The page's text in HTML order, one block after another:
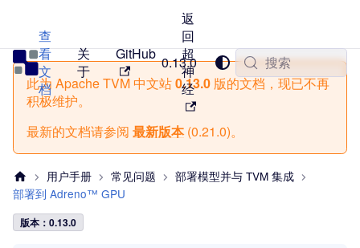
TVM 中文站
查
看
文
档
关
于
GitHub
返
回
超
神
经
0.13.0
搜索
此为 Apache TVM 中文站0.13.0 版的文档，现已不再
积极维护。
最新的文档请参阅 最新版本(0.21.0)。
用户手册 常见问题
部署模型并与 TVM 集成
部署到 Adreno™ GPU
版本：0.13.0